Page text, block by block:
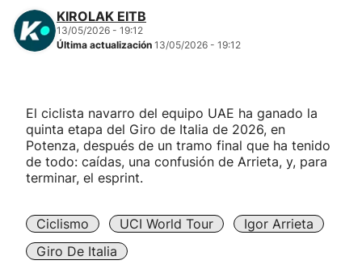
"Helmuga"
KIROLAK EITB
13/05/2026 - 19:12
Última actualización 13/05/2026 - 19:12
El ciclista navarro del equipo UAE ha ganado la
quinta etapa del Giro de Italia de 2026, en
Potenza, después de un tramo final que ha tenido
de todo: caídas, una confusión de Arrieta, y, para
terminar, el esprint.
Ciclismo UCI World Tour
Igor Arrieta
Giro De Italia